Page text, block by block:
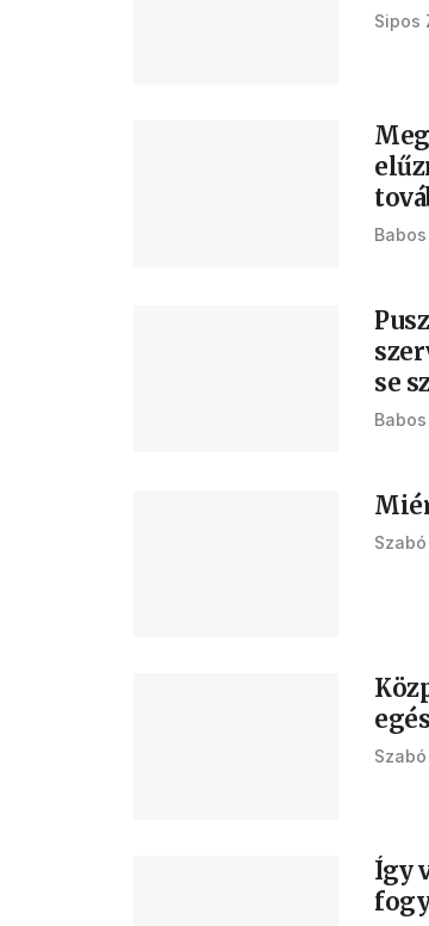
Sipos
se
Így